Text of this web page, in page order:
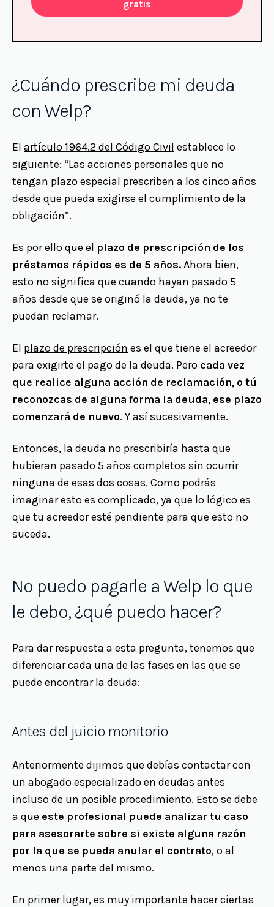
gratis
¿Cuándo prescribe mi deuda
con Welp?
El artículo 1964.2 del Código Civil establece lo
siguiente: “Las acciones personales que no
tengan plazo especial prescriben a los cinco años
desde que pueda exigirse el cumplimiento de la
obligación”.
Es por ello que el plazo de prescripción de los
préstamos rápidos es de 5 años.Ahora bien,
esto no significa que cuando hayan pasado 5
años desde que se originó la deuda, ya no te
puedan reclamar.
El plazo de prescripción es el que tiene el acreedor
para exigirte el pago de la deuda. Pero cada vez
que realice alguna acción de reclamación, o tú
reconozcas de alguna forma la deuda, ese plazo
comenzará de nuevo. Y así sucesivamente.
Entonces, la deuda no prescribiría hasta que
hubieran pasado 5 años completos sin ocurrir
ninguna de esas dos cosas. Como podrás
imaginar esto es complicado, ya que lo lógico es
que tu acreedor esté pendiente para que esto no
suceda.
No puedo pagarle a Welp lo que
le debo, ¿qué puedo hacer?
Para dar respuesta a esta pregunta, tenemos que
diferenciar cada una de las fases en las que se
puede encontrar la deuda:
Antes del juicio monitorio
Anteriormente dijimos que debías contactar con
un abogado especializado en deudas antes
incluso de un posible procedimiento. Esto se debe
a que este profesional puede analizar tu caso
para asesorarte sobre si existe alguna razón
por la que se pueda anular el contrato, o al
menos una parte del mismo.
En primer lugar, es muy importante hacer ciertas